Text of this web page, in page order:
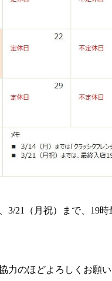
3/21（月祝）まで、19
力のほどよろしくお願い